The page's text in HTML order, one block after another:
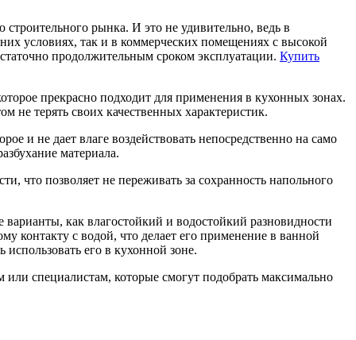
рынка. И это не удивительно, ведь в
условиях, так и в коммерческих помещениях с высокой
продолжительным сроком эксплуатации. Купить
прекрасно подходит для применения в кухонных зонах.
не терять своих качественных характеристик.
и не дает влаге воздействовать непосредственно на само
материала.
что позволяет не переживать за сохранность напольного
как влагостойкий и водостойкий разновидности
контакту с водой, что делает его применение в ванной
его в кухонной зоне.
специалистам, которые смогут подобрать максимально